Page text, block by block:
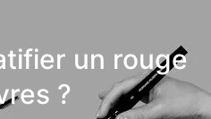
un rouge
?